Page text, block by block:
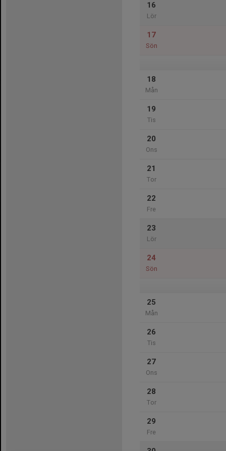
16
Lör
17
Sön
18
Mån
19
Tis
20
Ons
21
Tor
22
Fre
23
Lör
24
Sön
25
Mån
26
Tis
27
Ons
28
Tor
29
Fre